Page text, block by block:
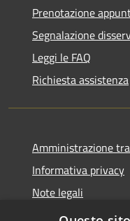
Prenotazione
Segnalazione
Leggi le FAQ
Richiesta assistenza
Amministrazione
Informativa privacy
Note legali
Dichiarazione di